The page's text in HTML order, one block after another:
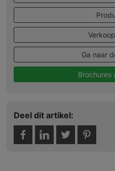
Ga naar
Brochures
Deel dit artikel: